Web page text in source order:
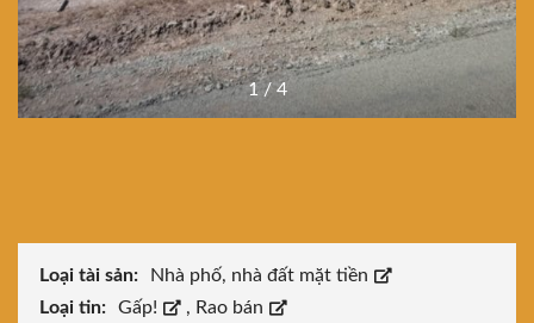
1/4
Loại tài sản:
Nhà phố, nhà đất mặt tiền
Loại tin:
Gấp! , Rao bán